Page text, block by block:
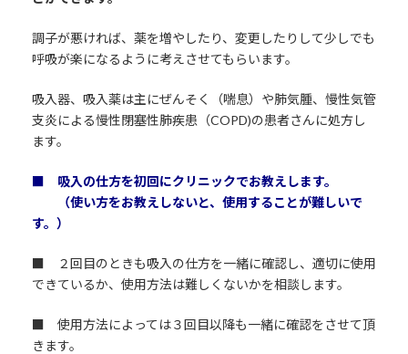
調子が悪ければ、薬を増やしたり、変更したりして少しでも
呼吸が楽になるように考えさせてもらいます。
吸入器、吸入薬は主にぜんそく（喘息）や肺気腫、慢性気管
支炎による慢性閉塞性肺疾患（COPD)の患者さんに処方し
ます。
■ 吸入の仕方を初回にクリニックでお教えします。
（使い方をお教えしないと、使用することが難しいで
す。）
■ ２回目のときも吸入の仕方を一緒に確認し、適切に使用
できているか、使用方法は難しくないかを相談します。
■ 使用方法によっては３回目以降も一緒に確認をさせて頂
きます。